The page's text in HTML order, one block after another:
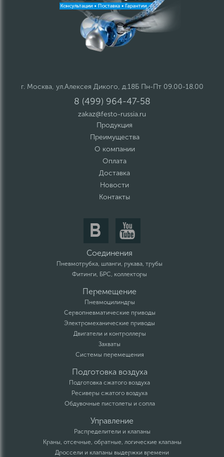
г. Москва, ул.Алексея Дикого, д.18Б Пн-Пт 09.00-18.00
8 (499) 964-47-58
zakaz@festo-russia.ru
Продукция
Преимущества
О компании
Оплата
Доставка
Новости
Контакты
Соединения
Пневмотрубка, шланги, рукава, трубы
Фитинги, БРС, коллекторы
Перемещение
Пневмоцилиндры
Сервопневматические приводы
Электромеханические приводы
Двигатели и контроллеры
Захваты
Системы перемещения
Подготовка воздуха
Подготовка сжатого воздуха
Ресиверы сжатого воздуха
Обдувочные пистолеты и сопла
Управление
Распределители и клапаны
Краны, отсечные, обратные, логические клапаны
Дроссели и клапаны выдержки времени